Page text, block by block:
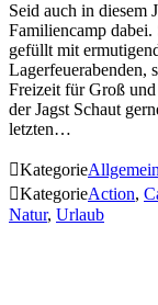
Seid auch in diesem
Familiencamp dabei.
gefüllt mit
Lagerfeuerabenden,
Freizeit für Groß
der Jagst Schaut
letzten…
KategorieAllgemein
KategorieAction,
Natur, Urlaub